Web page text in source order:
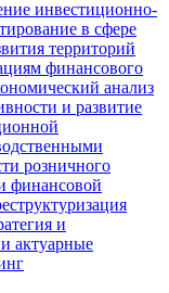
инвестиционно-
в сфере
территорий
финансового
анализ
и развитие
розничного
финансовой
и
актуарные